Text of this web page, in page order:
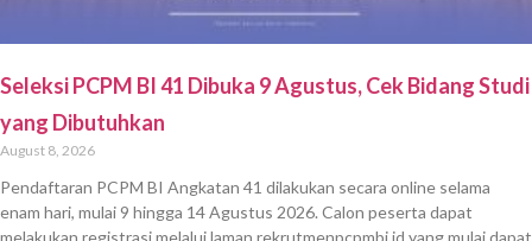
Seleksi PCPM BI 41 Dibuka 9 Agustus, Cek Bidang Studi
yang Dibutuhkan
August 8, 2026
Pendaftaran PCPM BI Angkatan 41 dilakukan secara online selama
enam hari, mulai 9 hingga 14 Agustus 2026. Calon peserta dapat